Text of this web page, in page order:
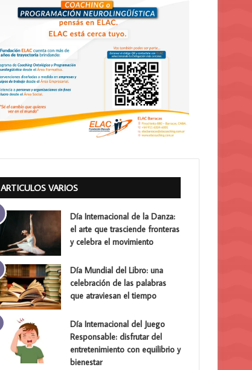
ARTICULOS VARIOS
Día Internacional de la Danza:
el arte que trasciende fronteras
y celebra el movimiento
Día Mundial del Libro: una
celebración de las palabras
que atraviesan el tiempo
Día Internacional del Juego
Responsable: disfrutar del
entretenimiento con equilibrio y
bienestar